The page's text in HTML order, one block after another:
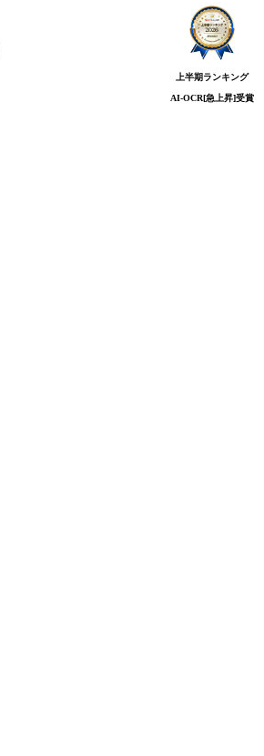
上半期ランキング
AI-OCR[急上昇]受賞